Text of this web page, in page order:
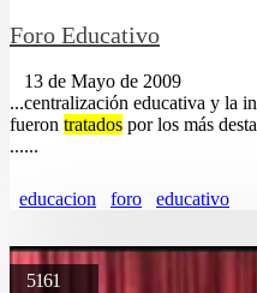
Foro Educativo
13 de Mayo de 2009
...centralización educativa y la
fueron tratados por los más
......
educacion foro educativo
5161